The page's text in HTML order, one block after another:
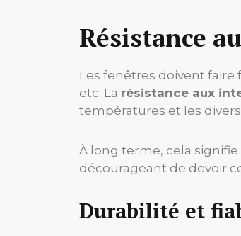
Résistance
Les fenêtres doivent
etc. La résistance aux
températures et les
À long terme, cela
décourageant de devoir
Durabilité et